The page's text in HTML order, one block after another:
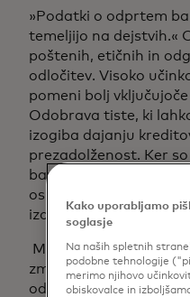
»Podatki o odprtem
temeljijo na dejstvih.«
poštenih, etičnih in
odločitev. Visoko
pomeni bolj
Odobrava tiste, ki
izogiba dajanju
prezadolženost. Ker
bančništvu dejanski,
osredotočimo izključno
izognemo kakršnim
Michael Diguet
zmanjšuje čas in vire,
odločitve, z
Kako uporabljamo
soglasje
Na naših spletnih
podobne tehnologije
merimo njihovo
obiskovalce in